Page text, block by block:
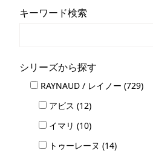
キーワード検索
シリーズから探す
RAYNAUD / レイノー (729)
アビス (12)
イマリ (10)
トゥーレーヌ (14)